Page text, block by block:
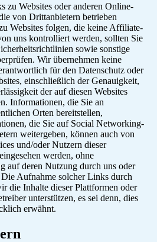
zu Websites oder anderen Online-
von Drittanbietern betrieben
Websites folgen, die keine Affiliate-
uns kontrolliert werden, sollten Sie
sowie sonstige
Wir übernehmen keine
für den Datenschutz oder
einschließlich der Genauigkeit,
der auf diesen Websites
Informationen, die Sie an
Orten bereitstellen,
die Sie auf Social Networking-
weitergeben, können auch von
und/oder Nutzern dieser
werden, ohne
auf deren Nutzung durch uns oder
Aufnahme solcher Links durch
die Inhalte dieser Plattformen oder
unterstützen, es sei denn, dies
erwähnt.